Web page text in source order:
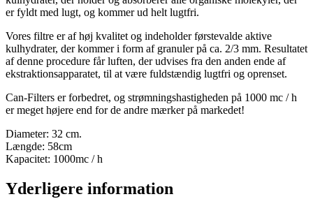
er fyldt med lugt, og kommer ud helt lugtfri.
Vores filtre er af høj kvalitet og indeholder førstevalde aktive
kulhydrater, der kommer i form af granuler på ca. 2/3 mm. Resultatet
af denne procedure får luften, der udvises fra den anden ende af
ekstraktionsapparatet, til at være fuldstændig lugtfri og oprenset.
Can-Filters er forbedret, og strømningshastigheden på 1000 mc / h
er meget højere end for de andre mærker på markedet!
Diameter: 32 cm.
Længde: 58cm
Kapacitet: 1000mc / h
Yderligere information